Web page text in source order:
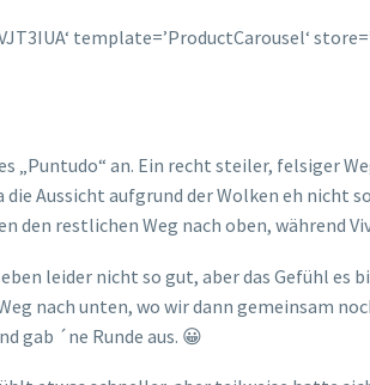
template=’ProductCarousel‘
„Puntudo“ an. Ein recht steiler, felsiger
Aussicht aufgrund der Wolken eh nicht
den restlichen Weg nach oben, während
leider nicht so gut, aber das Gefühl
nach unten, wo wir dann gemeinsam
gab ´ne Runde aus. 😀